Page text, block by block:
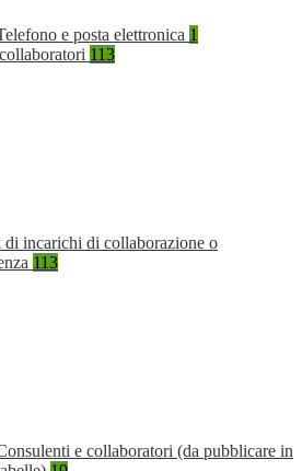
e posta elettronica 1
113
di incarichi di collaborazione o
113
e collaboratori (da pubblicare in